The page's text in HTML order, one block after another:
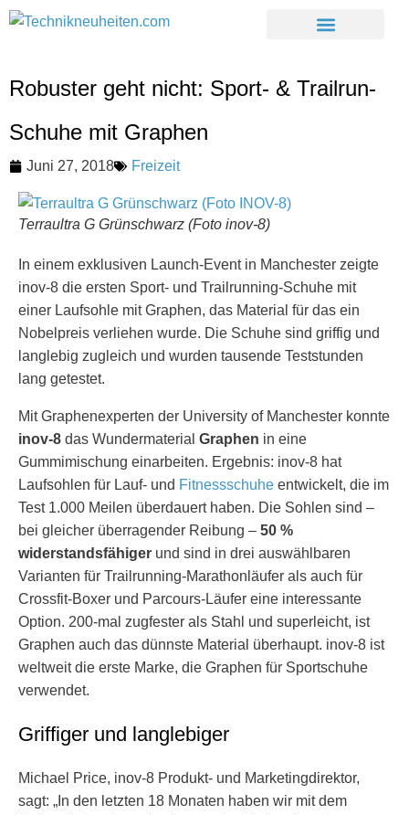
Robuster geht nicht: Sport- & Trailrun-
Schuhe mit Graphen
Juni 27, 2018 Freizeit
Terraultra G Grünschwarz (Foto inov-8)
In einem exklusiven Launch-Event in Manchester zeigte
inov-8 die ersten Sport- und Trailrunning-Schuhe mit
einer Laufsohle mit Graphen, das Material für das ein
Nobelpreis verliehen wurde. Die Schuhe sind griffig und
langlebig zugleich und wurden tausende Teststunden
lang getestet.
Mit Graphenexperten der University of Manchester konnte
inov-8 das Wundermaterial Graphen in eine
Gummimischung einarbeiten. Ergebnis: inov-8 hat
Laufsohlen für Lauf- und Fitnessschuhe entwickelt, die im
Test 1.000 Meilen überdauert haben. Die Sohlen sind –
bei gleicher überragender Reibung – 50 %
widerstandsfähiger und sind in drei auswählbaren
Varianten für Trailrunning-Marathonläufer als auch für
Crossfit-Boxer und Parcours-Läufer eine interessante
Option. 200-mal zugfester als Stahl und superleicht, ist
Graphen auch das dünnste Material überhaupt. inov-8 ist
weltweit die erste Marke, die Graphen für Sportschuhe
verwendet.
Griffiger und langlebiger
Michael Price, inov-8 Produkt- und Marketingdirektor,
sagt: „In den letzten 18 Monaten haben wir mit dem